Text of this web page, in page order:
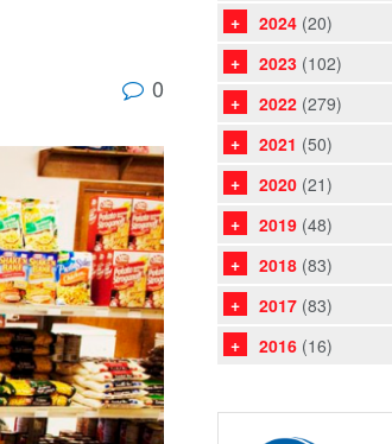
0
2024 (20)
2023 (102)
2022 (279)
2021 (50)
2020 (21)
2019 (48)
2018 (83)
2017 (83)
2016 (16)